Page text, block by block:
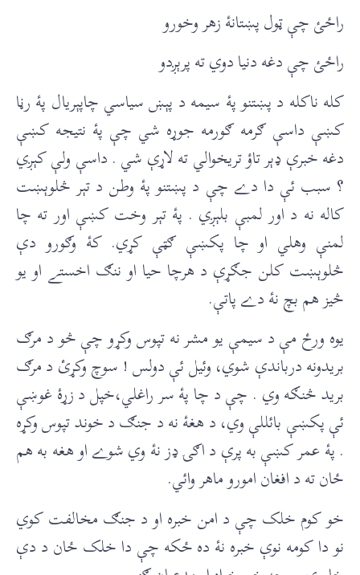
راځئ چې ټول پښتانۀ زهر وخورو
راځئ چې دغه دنیا دوي ته پرېږدو
کله ناکله د پښتنو پۀ سيمه د پېښ سیاسي چاپېریال پۀ رڼا
کښې داسې ګرمه ګورمه جوړه شي چې پۀ نتيجه کښې
دغه خبرې ډېر تاؤ تريخوالي ته لاړې شي . داسې ولې کېږي
؟ سبب ئې دا دے چې د پښتنو پۀ وطن د تېر څلوېښت
کاله نه د اور لمبې بلېږي . پۀ تېر وخت کښې اور ته چا
لمنې وهلي او چا پکښې ګټې کړي. کۀ وګورو دې
څلوېښت کلن جګړې د هرچا حيا او ننګ اخستے او يو
څيز هم بچ نۀ دے پاتې.
يوه ورځ مې د سيمې يو مشر نه تپوس وکړو چې څو د مرګ
بريدونه درباندې شوي، وئيل ئې دولس ! سوچ وکړئ د مرګ
بريد څنګه وي . چې د چا پۀ سر راغلي،خپل د زړۀ غوښې
ئې پکښې بائللې وي، د هغۀ نه د جنګ د خوند تپوس وکړه
. پۀ عمر کښې به پرې د اګۍ ډز نۀ وي شوے او هغه به هم
ځان ته د افغان امورو ماهر وائي.
خو کوم خلک چې د امن خبره او د جنګ مخالفت کوي
نو دا کومه نوې خبره نۀ ده ځکه چې دا خلک ځان د دې